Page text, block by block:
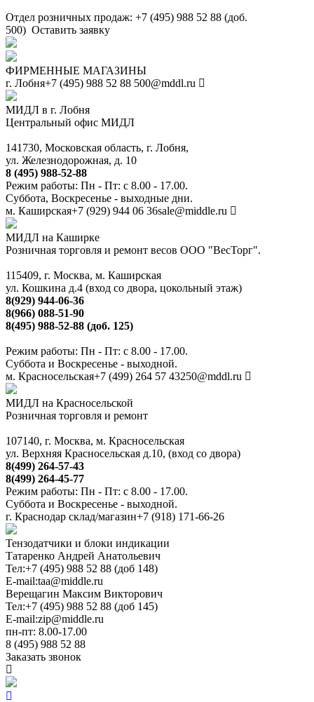
Отдел розничных продаж: +7 (495) 988 52 88 (доб.
500) Оставить заявку
ФИРМЕННЫЕ МАГАЗИНЫ
г. Лобня+7 (495) 988 52 88 500@mddl.ru
МИДЛ в г. Лобня
Центральный офис МИДЛ
141730, Московская область, г. Лобня,
ул. Железнодорожная, д. 10
8 (495) 988-52-88
Режим работы: Пн - Пт: с 8.00 - 17.00.
Суббота, Воскресенье - выходные дни.
м. Каширская+7 (929) 944 06 36sale@middle.ru
МИДЛ на Каширке
Розничная торговля и ремонт весов ООО "ВесТорг".
115409, г. Москва, м. Каширская
ул. Кошкина д.4 (вход со двора, цокольный этаж)
8(929) 944-06-36
8(966) 088-51-90
8(495) 988-52-88 (доб. 125)
Режим работы: Пн - Пт: с 8.00 - 17.00.
Суббота и Воскресенье - выходной.
м. Красносельская+7 (499) 264 57 43250@mddl.ru
МИДЛ на Красносельской
Розничная торговля и ремонт
107140, г. Москва, м. Красносельская
ул. Верхняя Красносельская д.10, (вход со двора)
8(499) 264-57-43
8(499) 264-45-77
Режим работы: Пн - Пт: с 8.00 - 17.00.
Суббота и Воскресенье - выходной.
г. Краснодар склад/магазин+7 (918) 171-66-26
Тензодатчики и блоки индикации
Татаренко Андрей Анатольевич
Тел:+7 (495) 988 52 88 (доб 148)
E-mail:taa@middle.ru
Верещагин Максим Викторович
Тел:+7 (495) 988 52 88 (доб 145)
E-mail:zip@middle.ru
пн-пт: 8.00-17.00
8 (495) 988 52 88
Заказать звонок